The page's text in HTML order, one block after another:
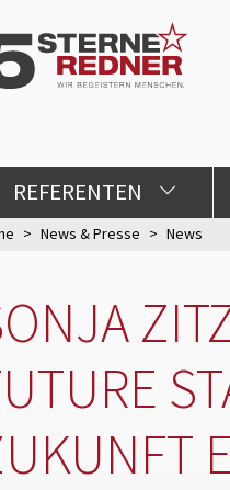
REFERENTEN
News & Presse News